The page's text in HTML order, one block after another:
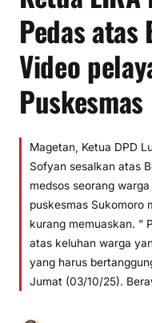
Pedas atas
Video
Magetan, Ketua DPD
Sofyan sesalkan atas
medsos seorang
puskesmas Sukomoro
kurang memuaskan. ”
atas keluhan warga
yang harus
Jumat (03/10/25).